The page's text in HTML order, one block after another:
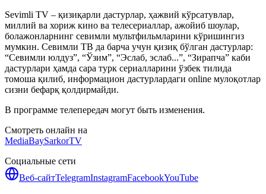
Sevimli TV – қизиқарли дастурлар, ҳажвий кўрсатувлар,
миллий ва хориж кино ва телесериаллар, ажойиб шоулар,
болажонларнинг севимли мультфильмларини кўришингиз
мумкин. Севимли ТВ да барча учун қизиқ бўлган дастурлар:
“Севимли юлдуз”, “Ўзим”, “Эслаб, эслаб...”, “Зирапча” каби
дастурлари ҳамда сара турк сериалларини ўзбек тилида
томоша қилиб, информацион дастурлардаги online мулоқотлар
сизни бефарқ қолдирмайди.
В программе телепередач могут быть изменения.
Смотреть онлайн на
MediaBaySarkorTV
Социальные сети
Веб-сайтTelegramInstagramFacebookYouTube